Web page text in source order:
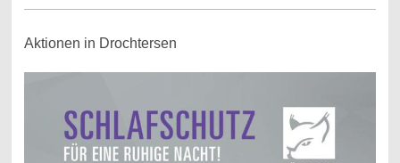
Aktionen in Drochtersen